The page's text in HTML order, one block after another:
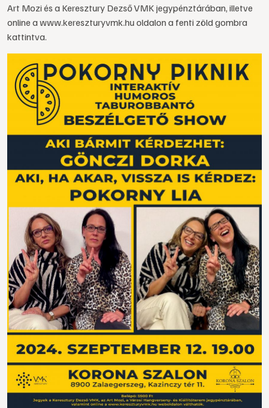
Art Mozi és a Keresztury Dezső VMK jegypénztárában, illetve
online a www.kereszturyvmk.hu oldalon a fenti zöld gombra
kattintva.